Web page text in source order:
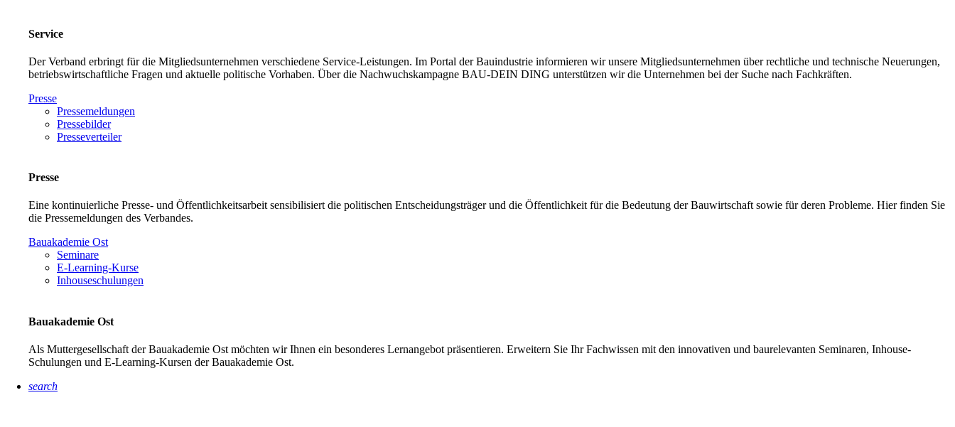
Service
Der Verband erbringt für die Mitgliedsunternehmen verschiedene Service-Leistungen. Im Portal der Bauindustrie informieren wir unsere Mitgliedsunternehmen über rechtliche und technische Neuerungen,
betriebswirtschaftliche Fragen und aktuelle politische Vorhaben. Über die Nachwuchskampagne BAU-DEIN DING unterstützen wir die Unternehmen bei der Suche nach Fachkräften.
Presse
Pressemeldungen
Pressebilder
Presseverteiler
Presse
Eine kontinuierliche Presse- und Öffentlichkeitsarbeit sensibilisiert die politischen Entscheidungsträger und die Öffentlichkeit für die Bedeutung der Bauwirtschaft sowie für deren Probleme. Hier finden Sie
die Pressemeldungen des Verbandes.
Bauakademie Ost
Seminare
E-Learning-Kurse
Inhouseschulungen
Bauakademie Ost
Als Muttergesellschaft der Bauakademie Ost möchten wir Ihnen ein besonderes Lernangebot präsentieren. Erweitern Sie Ihr Fachwissen mit den innovativen und baurelevanten Seminaren, Inhouse-
Schulungen und E-Learning-Kursen der Bauakademie Ost.
search